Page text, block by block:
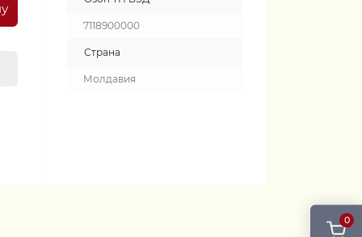
0
7118900000
Страна
Молдавия